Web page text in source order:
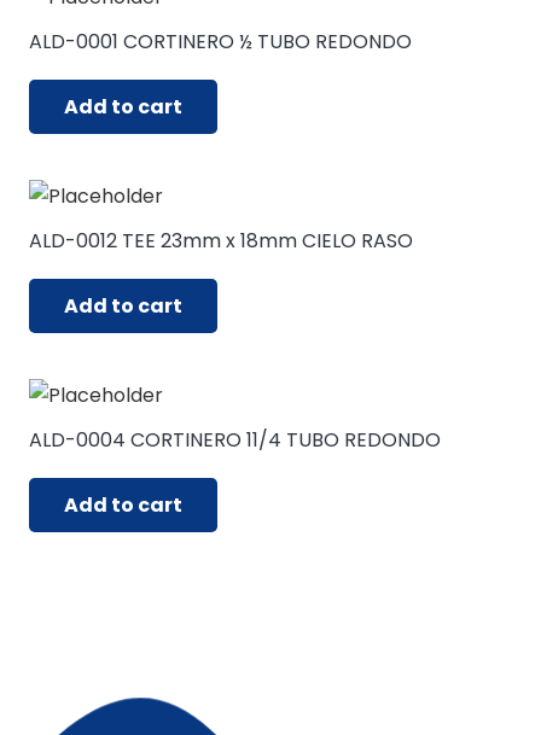
ALD-0001 CORTINERO ½ TUBO REDONDO
Add to cart
ALD-0012 TEE 23mm x 18mm CIELO RASO
Add to cart
ALD-0004 CORTINERO 11/4 TUBO REDONDO
Add to cart